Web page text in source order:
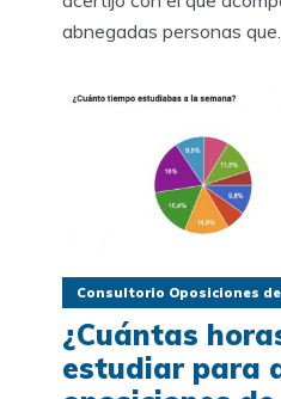
abnegadas personas
Consultorio Oposiciones
¿Cuántas
estudiar para